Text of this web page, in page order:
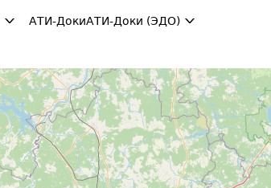
АТИ-ДокиАТИ-Доки (ЭДО)